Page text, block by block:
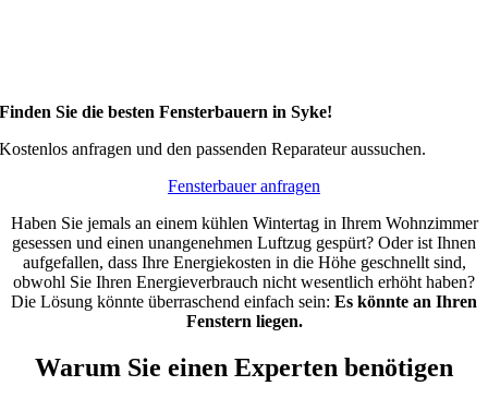
Finden Sie die besten Fensterbauern in Syke!
Kostenlos anfragen und den passenden Reparateur aussuchen.
Fensterbauer anfragen
Haben Sie jemals an einem kühlen Wintertag in Ihrem Wohnzimmer
gesessen und einen unangenehmen Luftzug gespürt? Oder ist Ihnen
aufgefallen, dass Ihre Energiekosten in die Höhe geschnellt sind,
obwohl Sie Ihren Energieverbrauch nicht wesentlich erhöht haben?
Die Lösung könnte überraschend einfach sein: Es könnte an Ihren
Fenstern liegen.
Warum Sie einen Experten benötigen